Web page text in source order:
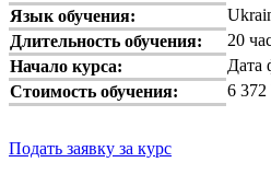
Язык обучения:
Длительность обучения:
20
Начало курса:
Дата
Стоимость обучения:
6 372
Подать заявку за курс